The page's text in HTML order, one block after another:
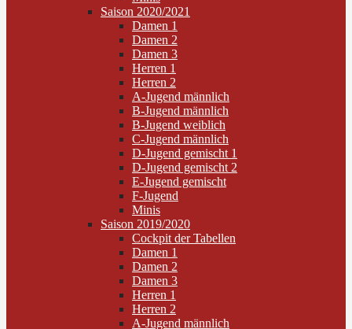
Saison 2020/2021
Damen 1
Damen 2
Damen 3
Herren 1
Herren 2
A-Jugend männlich
B-Jugend männlich
B-Jugend weiblich
C-Jugend männlich
D-Jugend gemischt 1
D-Jugend gemischt 2
E-Jugend gemischt
F-Jugend
Minis
Saison 2019/2020
Cockpit der Tabellen
Damen 1
Damen 2
Damen 3
Herren 1
Herren 2
A-Jugend männlich